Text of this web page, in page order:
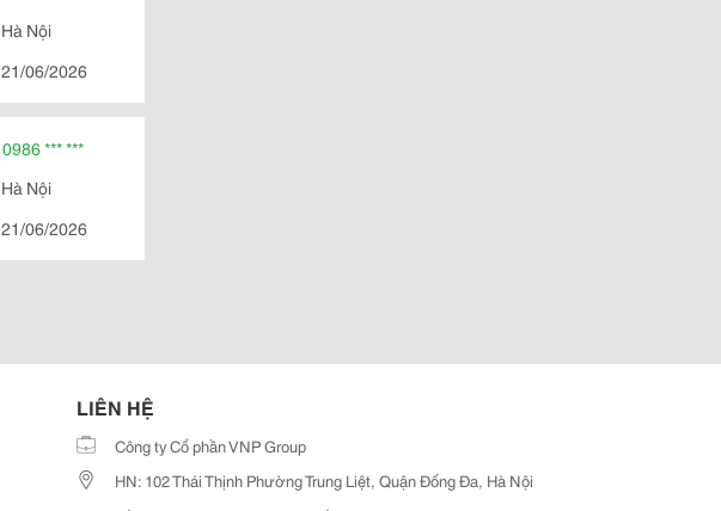
Hà Nội
21/06/2026
0986 *** ***
Hà Nội
21/06/2026
LIÊN HỆ
Công ty Cổ phần VNP Group
HN: 102 Thái Thịnh Phường Trung Liệt, Quận Đống Đa, Hà Nội